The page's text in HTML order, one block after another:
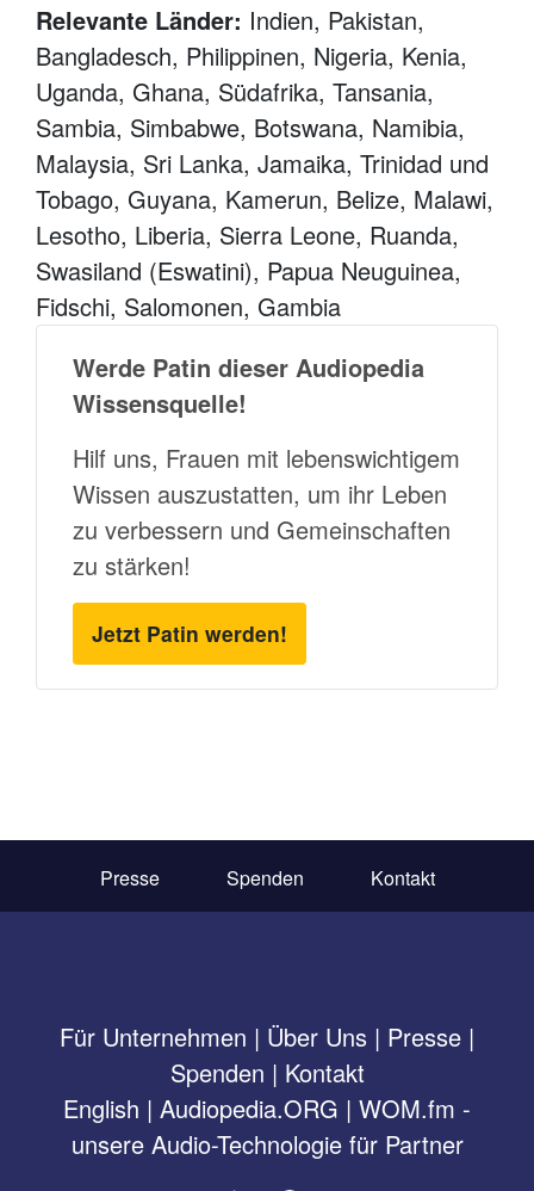
Relevante Länder: Indien, Pakistan,
Bangladesch, Philippinen, Nigeria, Kenia,
Uganda, Ghana, Südafrika, Tansania,
Sambia, Simbabwe, Botswana, Namibia,
Malaysia, Sri Lanka, Jamaika, Trinidad und
Tobago, Guyana, Kamerun, Belize, Malawi,
Lesotho, Liberia, Sierra Leone, Ruanda,
Swasiland (Eswatini), Papua Neuguinea,
Fidschi, Salomonen, Gambia
Werde Patin dieser Audiopedia
Wissensquelle!
Hilf uns, Frauen mit lebenswichtigem
Wissen auszustatten, um ihr Leben
zu verbessern und Gemeinschaften
zu stärken!
Jetzt Patin werden!
Presse Spenden Kontakt
Für Unternehmen | Über Uns | Presse |
Spenden | Kontakt
English | Audiopedia.ORG | WOM.fm -
unsere Audio-Technologie für Partner